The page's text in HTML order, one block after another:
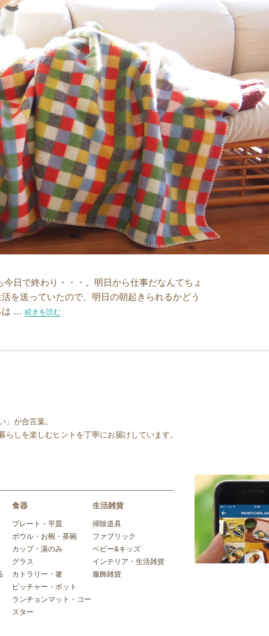
日で終わり・・・。明日から仕事だなんてちょ
を送っていたので、明日の朝起きられるかどう
は … “1月4日から新春SALE！”の
続きを読む
」が合言葉。
しを楽しむヒントを丁寧にお届けしています。
食器
プレート・平皿
ボウル・お椀・茶碗
カップ・湯のみ
グラス
カトラリー・箸
ピッチャー・ポット
ランチョンマット・コー
スター
生活雑貨
掃除道具
ファブリック
ベビー&キッズ
インテリア・生活雑貨
服飾雑貨